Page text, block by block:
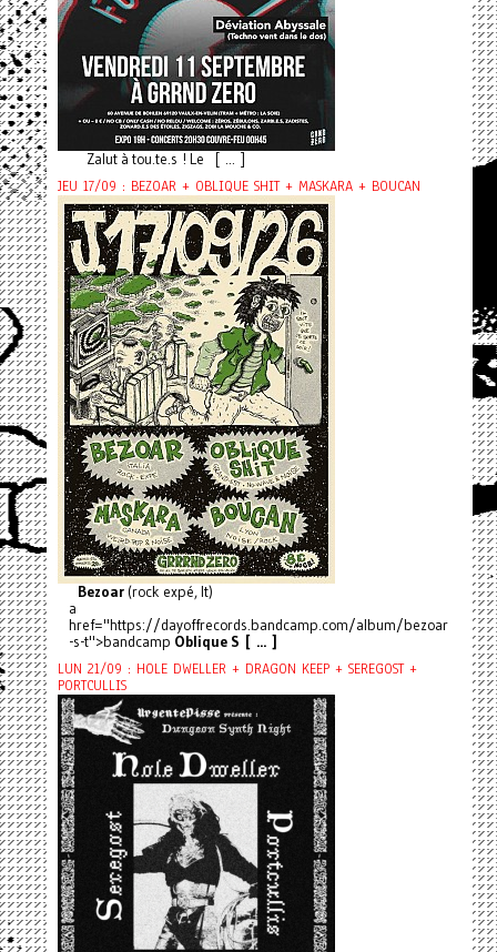
Zalut à tou.te.s ! Le [ ... ]
JEU 17/09 : BEZOAR + OBLIQUE SHIT + MASKARA + BOUCAN
Bezoar(rock expé, It)
a
href="https://dayoffrecords.bandcamp.com/album/bezoar
-s-t">bandcamp Oblique S [ ... ]
LUN 21/09 : HOLE DWELLER + DRAGON KEEP + SEREGOST +
PORTCULLIS